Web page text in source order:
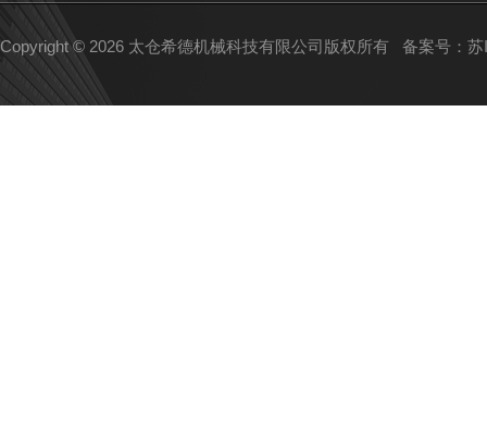
Copyright © 2026 太仓希德机械科技有限公司版权所有 备案号：